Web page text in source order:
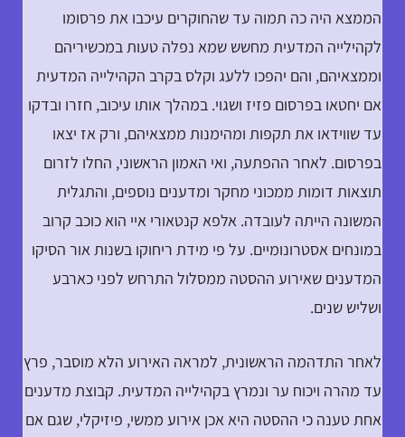
הממצא היה כה תמוה עד שהחוקרים עיכבו את פרסומו
לקהילייה המדעית מחשש שמא נפלה טעות במכשיריהם
וממצאיהם, והם יהפכו ללעג וקלס בקרב הקהילייה המדעית
אם יחטאו בפרסום פזיז ושגוי. במהלך אותו עיכוב, חזרו ובדקו
עד שווידאו את תקפות ומהימנות ממצאיהם, ורק אז יצאו
בפרסום. לאחר ההפתעה, ואי האמון הראשוני, החלו לזרום
תוצאות דומות ממכוני מחקר ומדענים נוספים, והתגלית
המשונה הייתה לעובדה. אלפא קנטאורי איי הוא כוכב קרוב
במונחים אסטרונומיים. על פי מידת ריחוקו בשנות אור הסיקו
המדענים שאירוע ההסטה ממסלול התרחש לפני כארבע
ושליש שנים.
לאחר התדהמה הראשונית, למראה האירוע הלא מוסבר, פרץ
עד מהרה ויכוח ער ונמרץ בקהילייה המדעית. קבוצת מדענים
אחת טענה כי ההסטה היא אכן אירוע ממשי, פיזיקלי, שגם אם